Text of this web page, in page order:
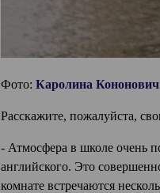
Фото: Каролина Кононович
Расскажите, пожалуйста,
- Атмосфера в школе очень
английского. Это
комнате встречаются